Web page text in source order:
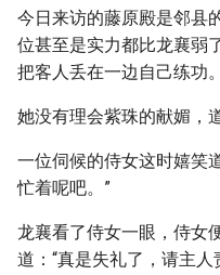
今日来访的藤原殿是邻县
位甚至是实力都比龙襄弱
把客人丢在一边自己练功。
她没有理会紫珠的献媚，
一位伺候的侍女这时嬉笑
忙着呢吧。”
龙襄看了侍女一眼，侍女
道：“真是失礼了，请主人